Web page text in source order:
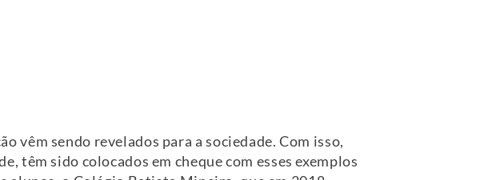
vêm sendo revelados para a sociedade. Com isso,
têm sido colocados em cheque com esses exemplos